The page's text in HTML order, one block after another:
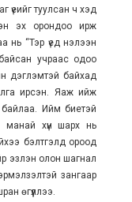
үеийг туулсан ч хэд
эх орондоо ирж
нь “Тэр үед нэлээн
байсан учраас одоо
дэглэмтэй байхад
ирсэн. Яаж ийж
Ийм биетэй
хүн шарх нь
бэлтгэлд ороод
эзлэн олон шагнал
зангаар
өгүүллээ.